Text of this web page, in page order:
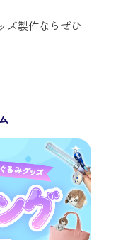
ズ製作ならぜひ